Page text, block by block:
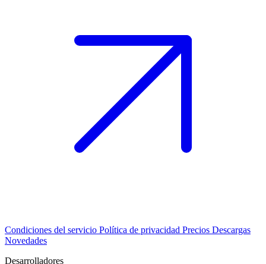
Condiciones del servicio Política de privacidad Precios Descargas
Novedades
Desarrolladores